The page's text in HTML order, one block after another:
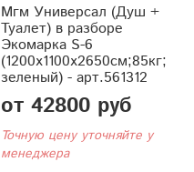
Мгм Универсал (Душ +
Туалет) в разборе
Экомарка S-6
(1200x1100x2650см;85кг;
зеленый) - арт.561312
от 42800 руб
Точную цену уточняйте у
менеджера